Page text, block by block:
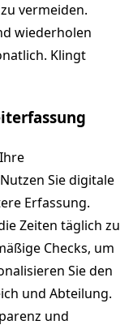
vermeiden.
wiederholen
Klingt
Sie digitale
Erfassung.
Zeiten täglich zu
Checks, um
Sie den
und Abteilung.
und